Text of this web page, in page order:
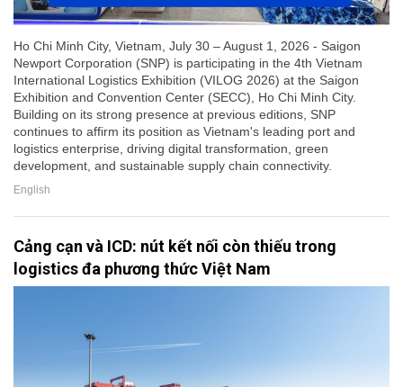
Ho Chi Minh City, Vietnam, July 30 – August 1, 2026 - Saigon
Newport Corporation (SNP) is participating in the 4th Vietnam
International Logistics Exhibition (VILOG 2026) at the Saigon
Exhibition and Convention Center (SECC), Ho Chi Minh City.
Building on its strong presence at previous editions, SNP
continues to affirm its position as Vietnam's leading port and
logistics enterprise, driving digital transformation, green
development, and sustainable supply chain connectivity.
English
Cảng cạn và ICD: nút kết nối còn thiếu trong
logistics đa phương thức Việt Nam